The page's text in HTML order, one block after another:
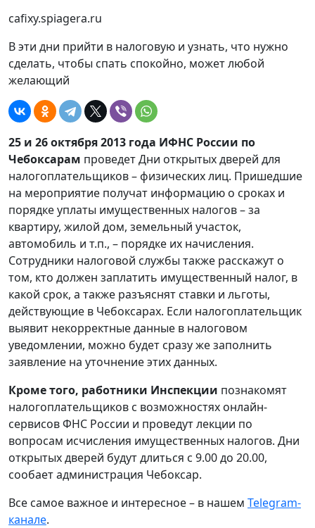
cafixy.spiagera.ru
В эти дни прийти в налоговую и узнать, что нужно
сделать, чтобы спать спокойно, может любой
желающий
25 и 26 октября 2013 года ИФНС России по
Чебоксарам проведет Дни открытых дверей для
налогоплательщиков – физических лиц. Пришедшие
на мероприятие получат информацию о сроках и
порядке уплаты имущественных налогов – за
квартиру, жилой дом, земельный участок,
автомобиль и т.п., – порядке их начисления.
Сотрудники налоговой службы также расскажут о
том, кто должен заплатить имущественный налог, в
какой срок, а также разъяснят ставки и льготы,
действующие в Чебоксарах. Если налогоплательщик
выявит некорректные данные в налоговом
уведомлении, можно будет сразу же заполнить
заявление на уточнение этих данных.
Кроме того, работники Инспекции познакомят
налогоплательщиков с возможностях онлайн-
сервисов ФНС России и проведут лекции по
вопросам исчисления имущественных налогов. Дни
открытых дверей будут длиться с 9.00 до 20.00,
сообает администрация Чебоксар.
Все самое важное и интересное – в нашем Telegram-
канале.